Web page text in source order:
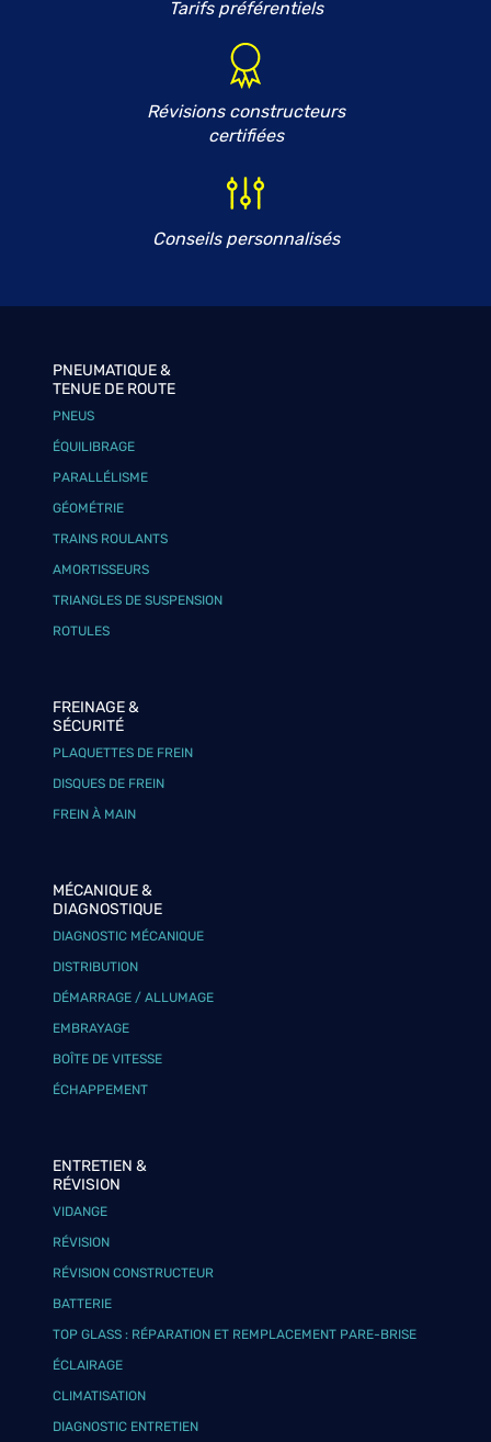
Tarifs préférentiels
Révisions constructeurs
certifiées
Conseils personnalisés
PNEUMATIQUE &
TENUE DE ROUTE
PNEUS
ÉQUILIBRAGE
PARALLÉLISME
GÉOMÉTRIE
TRAINS ROULANTS
AMORTISSEURS
TRIANGLES DE SUSPENSION
ROTULES
FREINAGE &
SÉCURITÉ
PLAQUETTES DE FREIN
DISQUES DE FREIN
FREIN À MAIN
MÉCANIQUE &
DIAGNOSTIQUE
DIAGNOSTIC MÉCANIQUE
DISTRIBUTION
DÉMARRAGE / ALLUMAGE
EMBRAYAGE
BOÎTE DE VITESSE
ÉCHAPPEMENT
ENTRETIEN &
RÉVISION
VIDANGE
RÉVISION
RÉVISION CONSTRUCTEUR
BATTERIE
TOP GLASS : RÉPARATION ET REMPLACEMENT PARE-BRISE
ÉCLAIRAGE
CLIMATISATION
DIAGNOSTIC ENTRETIEN